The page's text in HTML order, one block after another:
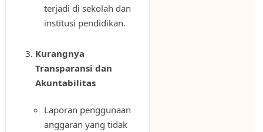
terjadi di sekolah dan
institusi pendidikan.
Kurangnya
Transparansi dan
Akuntabilitas
Laporan penggunaan
anggaran yang tidak